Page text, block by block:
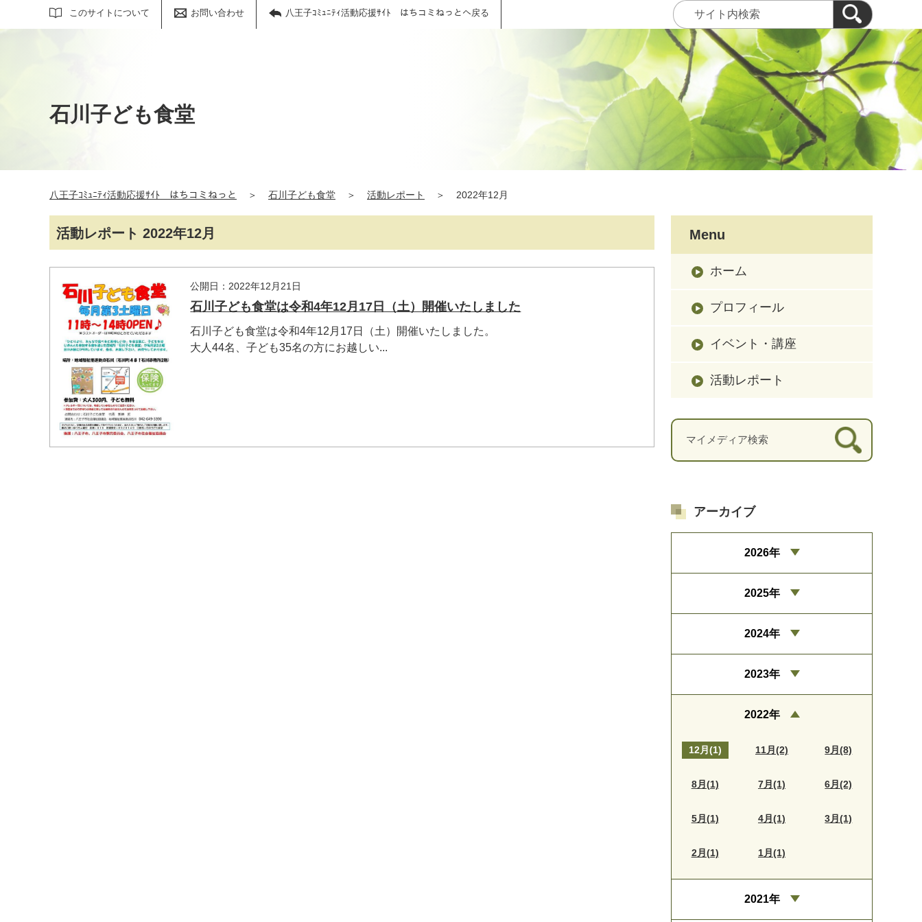
このサイトについて お問い合わせ 八王子ｺﾐｭﾆﾃｨ活動応援ｻｲﾄ はちコミねっとへ戻る
サイト内検索
石川子ども食堂
八王子ｺﾐｭﾆﾃｨ活動応援ｻｲﾄ はちコミねっと ＞ 石川子ども食堂 ＞ 活動レポート ＞ 2022年12月
活動レポート 2022年12月
公開日：2022年12月21日
石川子ども食堂は令和4年12月17日（土）開催いたしました
石川子ども食堂は令和4年12月17日（土）開催いたしました。
大人44名、子ども35名の方にお越しい...
Menu
ホーム
プロフィール
イベント・講座
活動レポート
マイメディア検索
アーカイブ
2026年
2025年
2024年
2023年
2022年
12月(1) 11月(2) 9月(8)
8月(1) 7月(1) 6月(2)
5月(1) 4月(1) 3月(1)
2月(1) 1月(1)
2021年